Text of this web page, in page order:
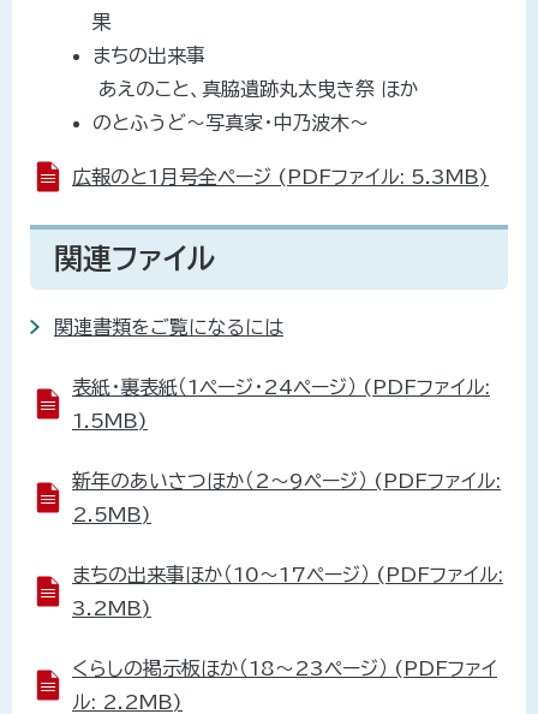
果
まちの出来事
あえのこと、真脇遺跡丸太曳き祭 ほか
のとふうど～写真家・中乃波木～
広報のと1月号全ページ (PDFファイル: 5.3MB)
関連ファイル
関連書類をご覧になるには
表紙・裏表紙（1ページ・24ページ） (PDFファイル:
1.5MB)
新年のあいさつほか（2～9ページ） (PDFファイル:
2.5MB)
まちの出来事ほか（10～17ページ） (PDFファイル:
3.2MB)
くらしの掲示板ほか（18～23ページ） (PDFファイ
ル: 2.2MB)